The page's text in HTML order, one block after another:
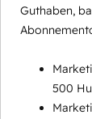
Guthaben,
500